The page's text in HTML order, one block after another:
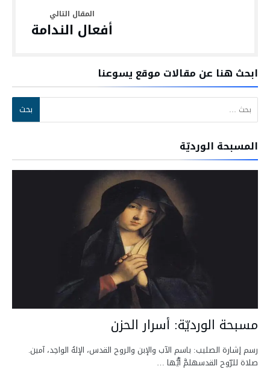
أفعال الندامة
ابحث هنا عن مقالات موقع يسوعنا
البحث عن:
المسبحة الورديّة
مسبحة الورديّة: أسرار الحزن
رسم إشارة الصليب: باسم الآب والإبن والروح القدس، الإلهُ الواحِد، آمين.
صلاة للرّوح القدسهلمَّ أيُّها …